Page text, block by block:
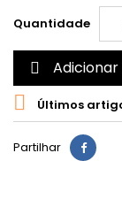
Quantidade

 Últimos
Partilhar